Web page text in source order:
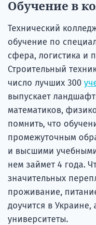
Обучение в
Технический
обучение по
сфера, логистика и
Строительный
число лучших 300
выпускает
математиков,
помнить, что
промежуточным
и высшими
нем займет 4 года.
значительных
проживание,
доучится в Украине,
университеты.